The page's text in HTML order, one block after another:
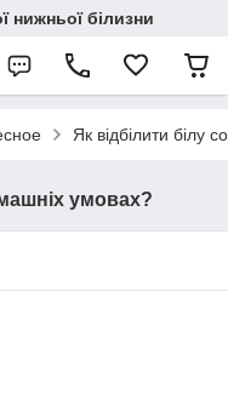
нижньої білизни
Як відбілити білу
умовах?